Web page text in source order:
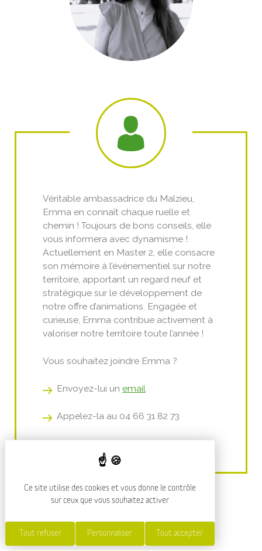
Véritable ambassadrice du Malzieu,
Emma en connaît chaque ruelle et
chemin ! Toujours de bons conseils, elle
vous informera avec dynamisme !
Actuellement en Master 2, elle consacre
son mémoire à l’évènementiel sur notre
territoire, apportant un regard neuf et
stratégique sur le développement de
notre offre d’animations. Engagée et
curieuse, Emma contribue activement à
valoriser notre territoire toute l’année !
Vous souhaitez joindre Emma ?
Envoyez-lui un email
Appelez-la au 04 66 31 82 73
Ce site utilise des cookies et vous donne le contrôle
sur ceux que vous souhaitez activer
Tout accepter
Tout refuser Personnaliser